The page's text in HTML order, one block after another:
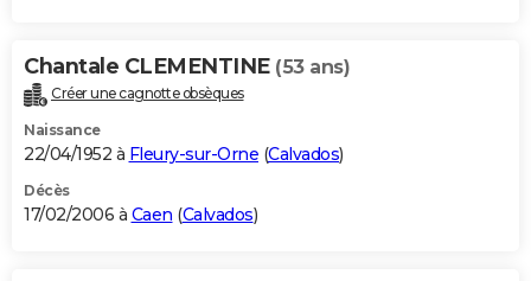
Chantale CLEMENTINE (53 ans)
Créer une cagnotte obsèques
Naissance
22/04/1952 à Fleury-sur-Orne (Calvados)
Décès
17/02/2006 à Caen (Calvados)